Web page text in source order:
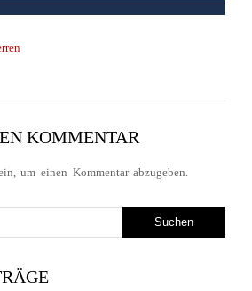
KOMMENTAR
um einen Kommentar abzugeben.